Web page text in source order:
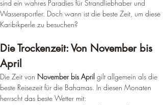
sind ein wahres Paradies für Strandliebhaber und
Wassersportler. Doch wann ist die beste Zeit, um diese
Karibikperle zu besuchen?
Die Trockenzeit: Von November bis
April
Die Zeit von November bis April gilt allgemein als die
beste Reisezeit für die Bahamas. In diesen Monaten
herrscht das beste Wetter mit: